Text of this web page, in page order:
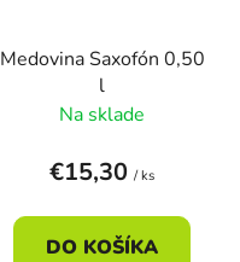
Medovina Saxofón 0,50
l
Na sklade
€15,30 / ks
DO KOŠÍKA